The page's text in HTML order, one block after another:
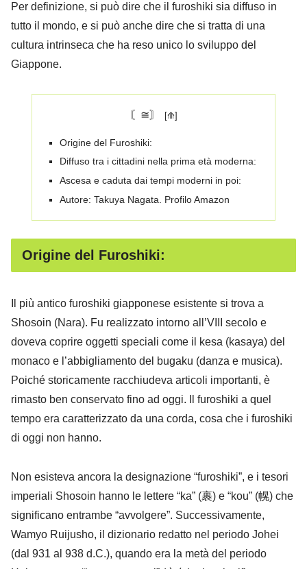
Per definizione, si può dire che il furoshiki sia diffuso in
tutto il mondo, e si può anche dire che si tratta di una
cultura intrinseca che ha reso unico lo sviluppo del
Giappone.
〘≅〙
Origine del Furoshiki:
Diffuso tra i cittadini nella prima età moderna:
Ascesa e caduta dai tempi moderni in poi:
Autore: Takuya Nagata. Profilo Amazon
Origine del Furoshiki:
Il più antico furoshiki giapponese esistente si trova a
Shosoin (Nara). Fu realizzato intorno all’VIII secolo e
doveva coprire oggetti speciali come il kesa (kasaya) del
monaco e l’abbigliamento del bugaku (danza e musica).
Poiché storicamente racchiudeva articoli importanti, è
rimasto ben conservato fino ad oggi. Il furoshiki a quel
tempo era caratterizzato da una corda, cosa che i furoshiki
di oggi non hanno.
Non esisteva ancora la designazione “furoshiki”, e i tesori
imperiali Shosoin hanno le lettere “ka” (裹) e “kou” (幌) che
significano entrambe “avvolgere”. Successivamente,
Wamyo Ruijusho, il dizionario redatto nel periodo Johei
(dal 931 al 938 d.C.), quando era la metà del periodo